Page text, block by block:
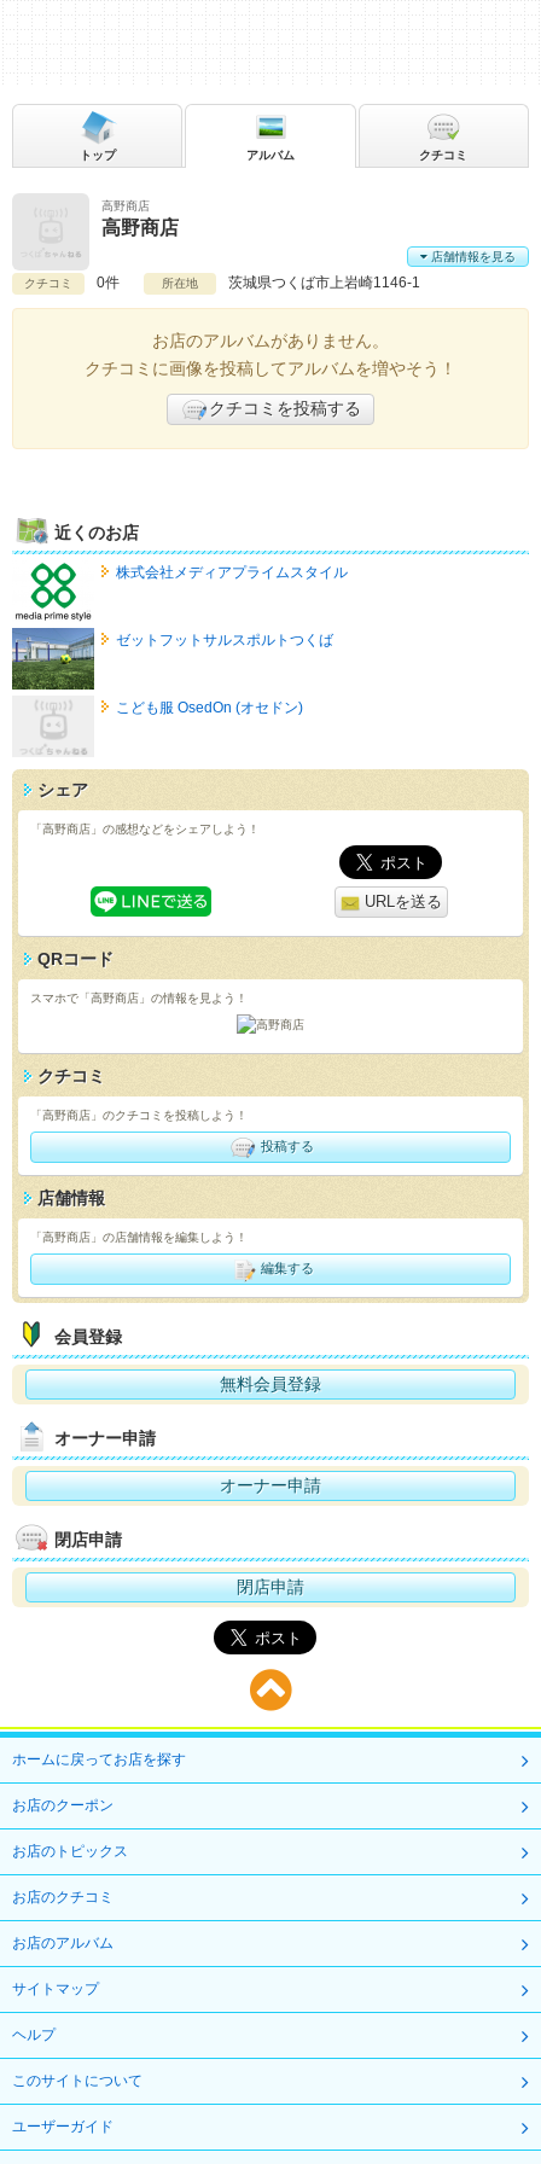
高野商店
高野商店
クチコミ 0件 所在地 茨城県つくば市上岩崎1146-1
店舗情報を見る
トップ アルバム クチコミ
お店のアルバムがありません。
クチコミに画像を投稿してアルバムを増やそう！
クチコミを投稿する
近くのお店
株式会社メディアプライムスタイル
ゼットフットサルスポルトつくば
こども服 OsedOn (オセドン)
シェア
「高野商店」の感想などをシェアしよう！
URLを送る
QRコード
スマホで「高野商店」の情報を見よう！
クチコミ
「高野商店」のクチコミを投稿しよう！
投稿する
店舗情報
「高野商店」の店舗情報を編集しよう！
編集する
会員登録
無料会員登録
オーナー申請
オーナー申請
閉店申請
閉店申請
ホームに戻ってお店を探す
お店のクーポン
お店のトピックス
お店のクチコミ
お店のアルバム
サイトマップ
ヘルプ
このサイトについて
ユーザーガイド